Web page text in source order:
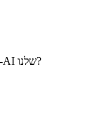
ה-AI שלנו?